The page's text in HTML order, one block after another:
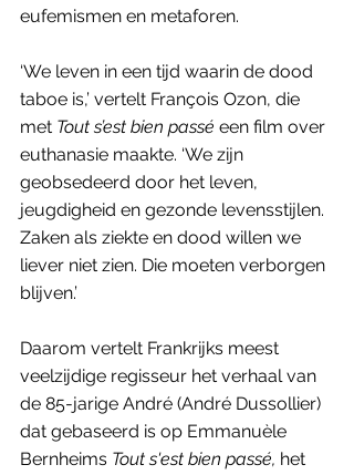
eufemismen en metaforen.
‘We leven in een tijd waarin de dood
taboe is,’ vertelt François Ozon, die
met Tout s’est bien passé een film over
euthanasie maakte. ‘We zijn
geobsedeerd door het leven,
jeugdigheid en gezonde levensstijlen.
Zaken als ziekte en dood willen we
liever niet zien. Die moeten verborgen
blijven.’
Daarom vertelt Frankrijks meest
veelzijdige regisseur het verhaal van
de 85-jarige André (André Dussollier)
dat gebaseerd is op Emmanuèle
Bernheims Tout s'est bien passé, het